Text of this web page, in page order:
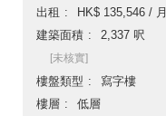
出租
HK$ 135,546 / 月
建築面積
2,337 呎
[未核實]
樓盤類型
寫字樓
樓層
低層